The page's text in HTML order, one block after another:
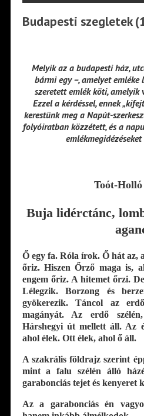
Budapesti szegletek
Melyik az a budapesti ház,
bármi egy –, amelyet
szeretett emlék köti,
Ezzel a kérdéssel, ennek
kerestünk meg a Napút-
folyóiratban közzétett, és a
Toót-Holló
Buja lidérctánc,
Ő egy fa. Róla írok. Ő hát az,
őriz. Hiszen Őrző maga is,
engem őriz. A hitemet őrzi.
Lélegzik. Borzong és
gyökerezik. Táncol az
magányát. Az erdő
Hárshegyi út mellett áll. Az
ahol élek. Ott élek, ahol ő áll.
A szakrális földrajz szerint
mint a falu szélén álló
garabonciás tejet és kenyeret
Az a garabonciás én